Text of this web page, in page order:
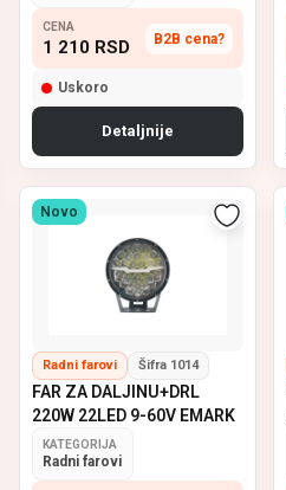
CENA
1 210 RSD B2B cena?
Uskoro
Detaljnije
Novo
Radni farovi Šifra 1014
FAR ZA DALJINU+DRL
220W 22LED 9-60V EMARK
KATEGORIJA
Radni farovi